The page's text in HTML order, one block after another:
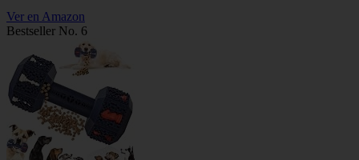
Ver en Amazon
Bestseller No. 6